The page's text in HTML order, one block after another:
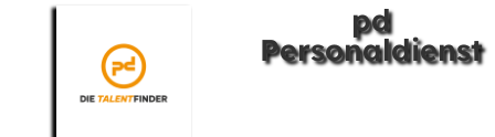
pd
Personaldienst